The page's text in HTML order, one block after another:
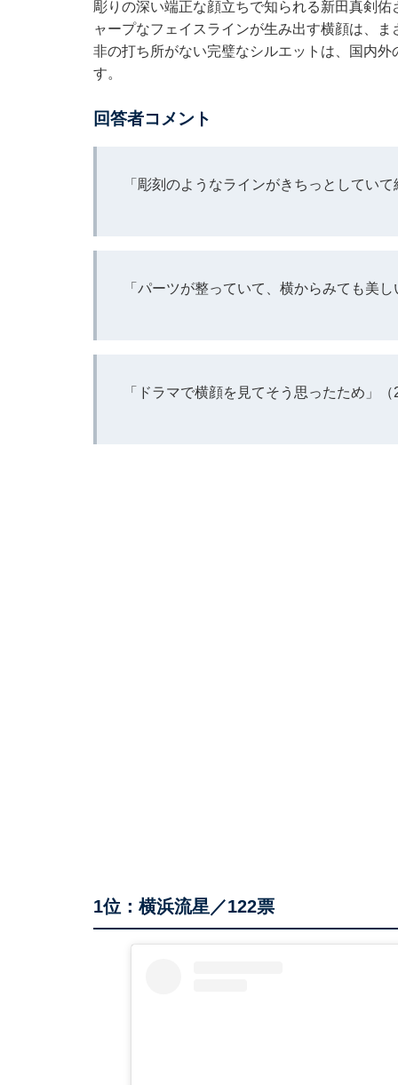
彫りの深い端正な顔立ちで知られる新田真剣
ャープなフェイスラインが生み出す横顔は、
非の打ち所がない完璧なシルエットは、国内
す。
回答者コメント
「彫刻のようなラインがきちっとしてい
「パーツが整っていて、横からみても美し
「ドラマで横顔を見てそう思ったため」（
1位：横浜流星／122票